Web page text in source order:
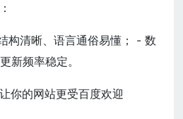
构清晰、语言通俗易懂； - 数
新频率稳定。
的网站更受百度欢迎